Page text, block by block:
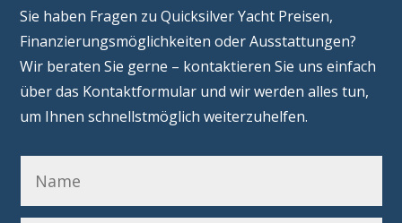
Sie haben Fragen zu Quicksilver Yacht Preisen,
Finanzierungsmöglichkeiten oder Ausstattungen?
Wir beraten Sie gerne – kontaktieren Sie uns einfach
über das Kontaktformular und wir werden alles tun,
um Ihnen schnellstmöglich weiterzuhelfen.